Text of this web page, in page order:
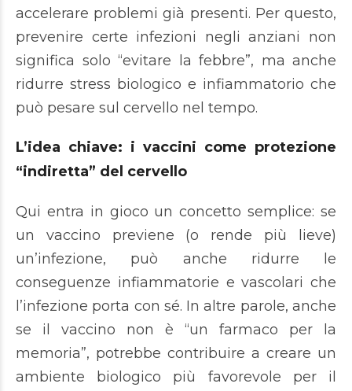
accelerare problemi già presenti. Per questo,
prevenire certe infezioni negli anziani non
significa solo “evitare la febbre”, ma anche
ridurre stress biologico e infiammatorio che
può pesare sul cervello nel tempo.
L’idea chiave: i vaccini come protezione
“indiretta” del cervello
Qui entra in gioco un concetto semplice: se
un vaccino previene (o rende più lieve)
un’infezione, può anche ridurre le
conseguenze infiammatorie e vascolari che
l’infezione porta con sé. In altre parole, anche
se il vaccino non è “un farmaco per la
memoria”, potrebbe contribuire a creare un
ambiente biologico più favorevole per il